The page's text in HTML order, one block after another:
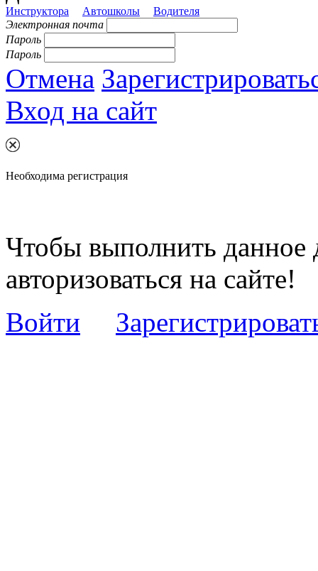
Инструктора Автошколы
Водителя
Электронная почта
Пароль
Пароль
Отмена
Вход на сайт
Необходима регистрация
Чтобы выполнить данное
авторизоваться на сайте!
Войти